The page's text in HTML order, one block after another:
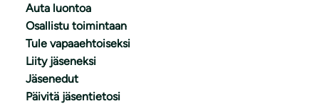
Auta luontoa
Osallistu toimintaan
Tule vapaaehtoiseksi
Liity jäseneksi
Jäsenedut
Päivitä jäsentietosi